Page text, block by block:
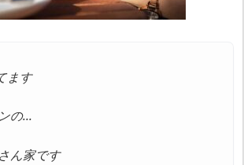
ます
の…
ん家です